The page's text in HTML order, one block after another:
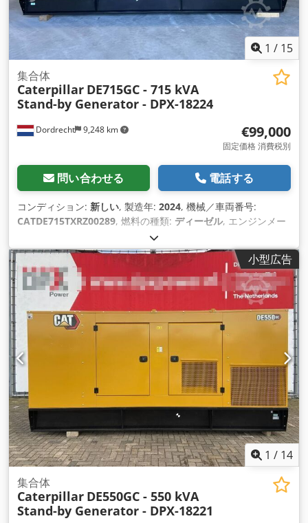
1 / 15
Dordrecht 9,248 km
集合体
Caterpillar DE715GC - 715 kVA
Stand-by Generator - DPX-18224
€99,000
固定価格 消費税別
問い合わせる 電話する
コンディション: 新しい, 製造年: 2024, 機械／車両番号:
CATDE715TXRZ00289, 燃料の種類: ディーゼル, エンジンメー
小型広告
1 / 14
集合体
Caterpillar DE550GC - 550 kVA
Stand-by Generator - DPX-18221